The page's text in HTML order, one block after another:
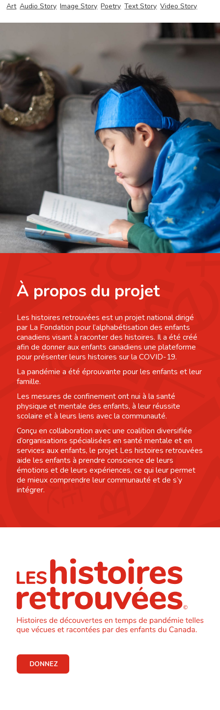
Art Audio Story Image Story Poetry Text Story Video Story
À propos du projet
Les histoires retrouvées est un projet national dirigé
par La Fondation pour l’alphabétisation des enfants
canadiens visant à raconter des histoires. Il a été créé
afin de donner aux enfants canadiens une plateforme
pour présenter leurs histoires sur la COVID-19.
La pandémie a été éprouvante pour les enfants et leur
famille.
Les mesures de confinement ont nui à la santé
physique et mentale des enfants, à leur réussite
scolaire et à leurs liens avec la communauté.
Conçu en collaboration avec une coalition diversifiée
d’organisations spécialisées en santé mentale et en
services aux enfants, le projet Les histoires retrouvées
aide les enfants à prendre conscience de leurs
émotions et de leurs expériences, ce qui leur permet
de mieux comprendre leur communauté et de s’y
intégrer.
DONNEZ